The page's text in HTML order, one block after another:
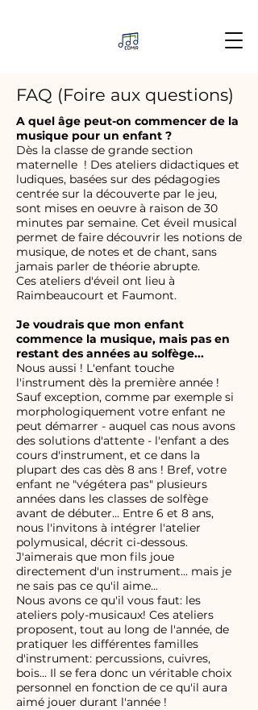
FAQ (Foire aux questions)
A quel âge peut-on commencer de la
musique pour un enfant ?
Dès la classe de grande section
maternelle ! Des ateliers didactiques et
ludiques, basées sur des pédagogies
centrée sur la découverte par le jeu,
sont mises en oeuvre à raison de 30
minutes par semaine. Cet éveil musical
permet de faire découvrir les notions de
musique, de notes et de chant, sans
jamais parler de théorie abrupte.
Ces ateliers d'éveil ont lieu à
Raimbeaucourt et Faumont.
Je voudrais que mon enfant
commence la musique, mais pas en
restant des années au solfège...
Nous aussi ! L'enfant touche
l'instrument dès la première année !
Sauf exception, comme par exemple si
morphologiquement votre enfant ne
peut démarrer - auquel cas nous avons
des solutions d'attente - l'enfant a des
cours d'instrument, et ce dans la
plupart des cas dès 8 ans ! Bref, votre
enfant ne "végétera pas" plusieurs
années dans les classes de solfège
avant de débuter... Entre 6 et 8 ans,
nous l'invitons à intégrer l'atelier
polymusical, décrit ci-dessous.
J'aimerais que mon fils joue
directement d'un instrument... mais je
ne sais pas ce qu'il aime...
Nous avons ce qu'il vous faut: les
ateliers poly-musicaux! Ces ateliers
proposent, tout au long de l'année, de
pratiquer les différentes familles
d'instrument: percussions, cuivres,
bois... Il se fera donc un véritable choix
personnel en fonction de ce qu'il aura
aimé jouer durant l'année !